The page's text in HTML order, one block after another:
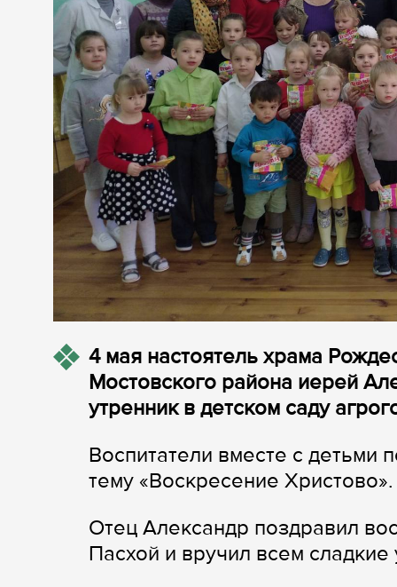
4 мая настоятель храма
Мостовского района иерей
утренник в детском саду
Воспитатели вместе с детьми
тему «Воскресение Христово».
Отец Александр поздравил
Пасхой и вручил всем